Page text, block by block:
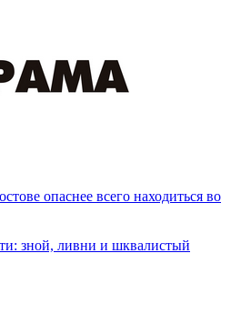
опаснее всего находиться во
зной, ливни и шквалистый